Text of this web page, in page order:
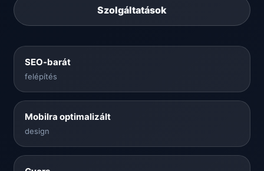
Szolgáltatások
SEO-barát
felépítés
Mobilra optimalizált
design